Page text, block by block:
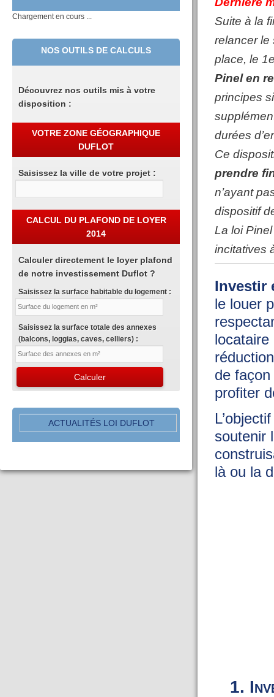
Suite à la
relancer le
place, le
Pinel en
principes
durées
Ce
prendre
n’ayant
dispositif
La loi
incitatives
Investir
le louer
de
profiter
soutenir
là ou la
1.
Chargement en cours ...
NOS OUTILS DE CALCULS
Découvrez nos outils mis à votre
disposition :
VOTRE ZONE GÉOGRAPHIQUE
DUFLOT
Saisissez la ville de votre projet :
CALCUL DU PLAFOND DE LOYER
2014
Calculer directement le loyer plafond
de notre investissement Duflot ?
Saisissez la surface habitable du logement :
Saisissez la surface totale des annexes
(balcons, loggias, caves, celliers) :
ACTUALITÉS LOI DUFLOT